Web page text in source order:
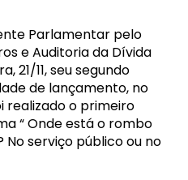
Parlamentar pelo
e Auditoria da Dívida
21/11, seu segundo
de lançamento, no
realizado o primeiro
“ Onde está o rombo
serviço público ou no